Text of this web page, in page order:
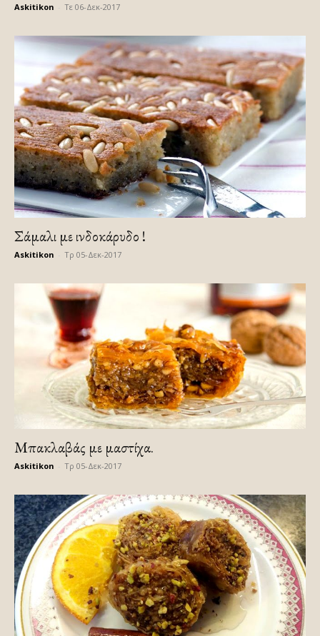
Askitikon Τε 06-Δεκ-2017
Σάμαλι με ινδοκάρυδο !
Askitikon Τρ 05-Δεκ-2017
Μπακλαβάς με μαστίχα.
Askitikon Τρ 05-Δεκ-2017